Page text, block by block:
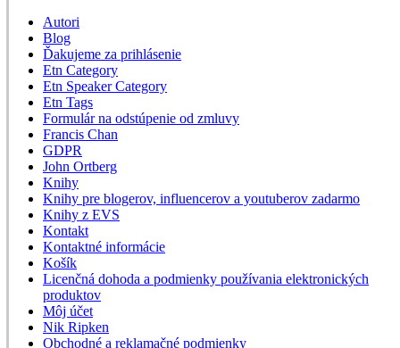
Autori
Blog
Ďakujeme za prihlásenie
Etn Category
Etn Speaker Category
Etn Tags
Formulár na odstúpenie od zmluvy
Francis Chan
GDPR
John Ortberg
Knihy
Knihy pre blogerov, influencerov a youtuberov zadarmo
Knihy z EVS
Kontakt
Kontaktné informácie
Košík
Licenčná dohoda a podmienky používania elektronických
produktov
Môj účet
Nik Ripken
Obchodné a reklamačné podmienky